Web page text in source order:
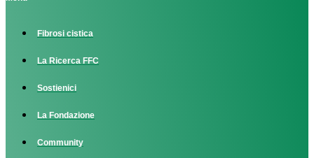
Fibrosi cistica
La Ricerca FFC
Sostienici
La Fondazione
Community